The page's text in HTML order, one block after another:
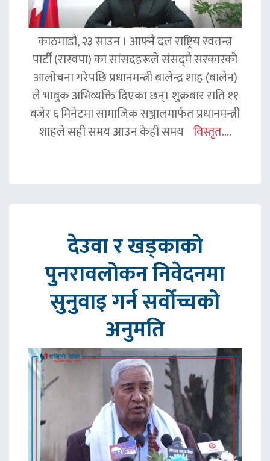
काठमाडौं, २३ साउन । आफ्नै दल राष्ट्रिय स्वतन्त्र
पार्टी (रास्वपा) का सांसदहरूले संसद्‌मै सरकारको
आलोचना गरेपछि प्रधानमन्त्री बालेन्द्र शाह (बालेन)
ले भावुक अभिव्यक्ति दिएका छन्। शुक्रबार राति ११
बजेर ६ मिनेटमा सामाजिक सञ्जालमार्फत प्रधानमन्त्री
शाहले सही समय आउन केही समय विस्तृत....
देउवा र खड्काको
पुनरावलोकन निवेदनमा
सुनुवाइ गर्न सर्वोच्चको
अनुमति